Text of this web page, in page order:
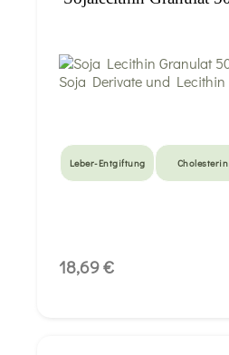
Leber-Entgiftung Cholesterin
18,69 €